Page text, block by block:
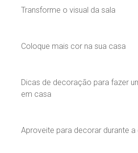
Transforme o visual da sala
Coloque mais cor na sua casa
Dicas de decoração para fazer
em casa
Aproveite para decorar durante a